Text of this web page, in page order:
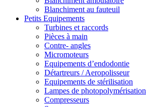
Blanchiment au fauteuil
Petits Equipements
Turbines et raccords
Pièces à main
Contre- angles
Micromoteurs
Equipements d’endodontie
Détartreurs / Aeropolisseur
Equipements de stérilisation
Lampes de photopolymérisation
Compresseurs